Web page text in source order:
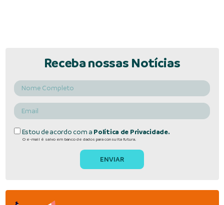
Receba nossas Notícias
Estou de acordo com a Política de Privacidade.
O e-mail é salvo em banco de dados para consulta futura.